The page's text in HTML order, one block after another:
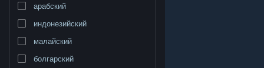
арабский
индонезийский
малайский
болгарский